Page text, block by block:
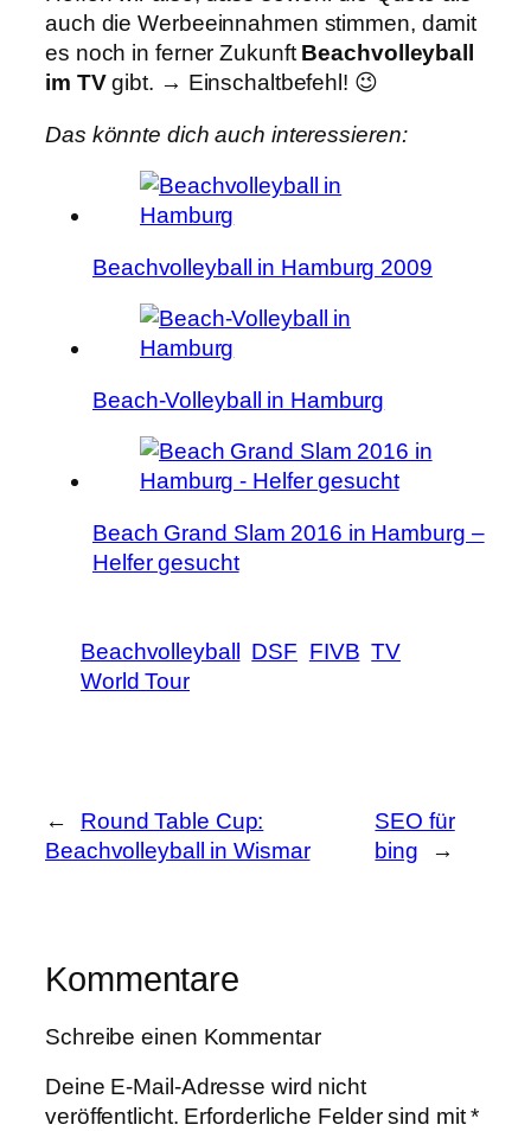
auch die Werbeeinnahmen stimmen, damit
es noch in ferner ZukunftBeachvolleyball
im TVgibt. → Einschaltbefehl! 😉
Das könnte dich auch interessieren:
Beachvolleyball in Hamburg 2009
Beach-Volleyball in Hamburg
Beach Grand Slam 2016 in Hamburg –
Helfer gesucht
Beachvolleyball DSF FIVB TV
World Tour
←
Round Table Cup:
Beachvolleyball in Wismar
SEO für
bing
→
Kommentare
Schreibe einen Kommentar
Deine E-Mail-Adresse wird nicht
veröffentlicht. Erforderliche Felder sind mit*